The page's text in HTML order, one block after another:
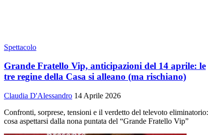
Spettacolo
Grande Fratello Vip, anticipazioni del 14 aprile: le
tre regine della Casa si alleano (ma rischiano)
Claudia D'Alessandro 14 Aprile 2026
Confronti, sorprese, tensioni e il verdetto del televoto eliminatorio:
cosa aspettarsi dalla nona puntata del “Grande Fratello Vip”